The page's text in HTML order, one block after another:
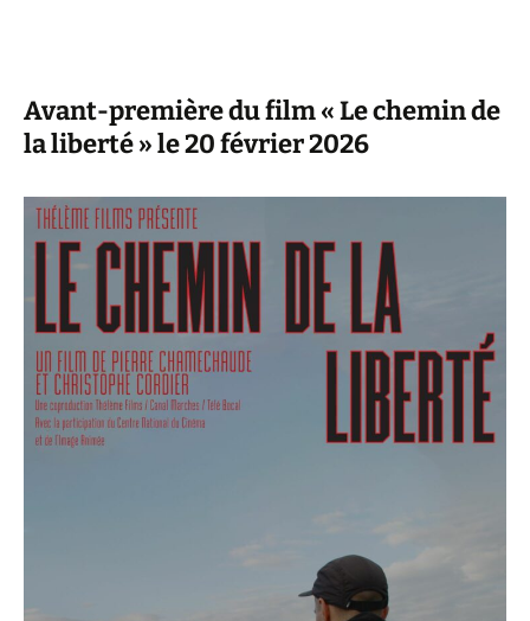
Avant-première du film « Le chemin de
la liberté » le 20 février 2026